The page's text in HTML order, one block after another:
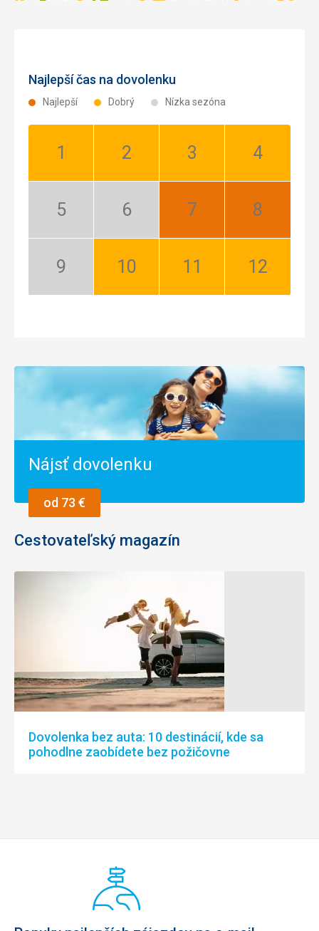
Najlepší čas na dovolenku
Najlepší Dobrý Nízka sezóna
Január:
Február:
Marec:
Apríl:
Máj:
Jún:
Júl:
August:
September:
Október:
November:
December:
Nájsť dovolenku
od 73 €
Cestovateľský magazín
Dovolenka bez auta: 10 destinácií, kde sa
pohodlne zaobídete bez požičovne